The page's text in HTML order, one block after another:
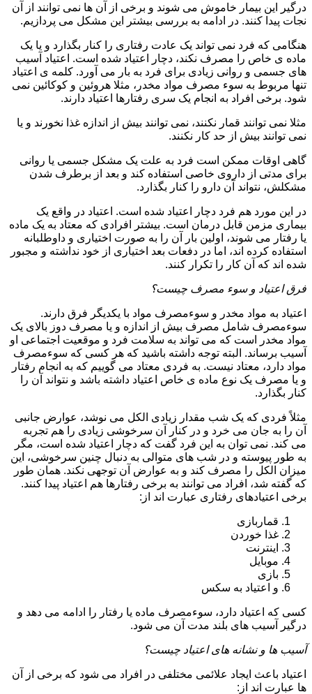
درگیر این بیمار خاموش می شوند و برخی از آن ها نمی توانند از آن
نجات پیدا کنند. در ادامه به بررسی بیشتر این مشکل می پردازیم.
هنگامی که فرد نمی تواند یک عادت رفتاری را کنار بگذارد و یا یک
ماده ی خاص را مصرف نکند، دچار اعتیاد شده است. اعتیاد آسیب
های جسمی و روانی زیادی برای فرد به بار می آورد. کلمه ی اعتیاد
تنها مربوط به سوء مصرف مواد مخدر، مثلا هروئین و کوکائین نمی
شود. برخی افراد به انجام یک سری رفتارها اعتیاد دارند.
مثلا نمی توانند قمار نکنند، نمی توانند بیش از اندازه غذا نخورند و یا
نمی توانند بیش از حد کار نکنند.
گاهی اوقات ممکن است فرد به علت یک مشکل جسمی یا روانی
برای مدتی از داروی خاصی استفاده کند و بعد از برطرف شدن
مشکلش، نتواند آن دارو را کنار بگذارد.
در این مورد هم فرد دچار اعتیاد شده است. اعتیاد در واقع یک
بیماری مزمن قابل درمان است. بیشتر افرادی که معتاد به یک ماده
یا رفتار می شوند، اولین بار آن را به صورت اختیاری و داوطلبانه
استفاده کرده اند، اما در دفعات بعد اختیاری از خود نداشته و مجبور
شده اند که آن کار را تکرار کنند.
فرق اعتیاد و سوء مصرف چیست؟
اعتیاد به مواد مخدر و سوءمصرف مواد با یکدیگر فرق دارند.
سوءمصرف شامل مصرف بیش از اندازه و یا مصرف دوز بالای یک
مواد مخدر است که می تواند به سلامت فرد و موقعیت اجتماعی او
آسیب برساند. البته توجه داشته باشید که هر کسی که سوءمصرف
مواد دارد، معتاد نیست. به فردی معتاد می گوییم که به انجام رفتار
و یا مصرف یک نوع ماده ی خاص اعتیاد داشته باشد و نتواند آن را
کنار بگذارد.
مثلاً فردی که یک شب مقدار زیادی الکل می نوشد، عوارض جانبی
آن را به جان می خرد و در کنار آن سرخوشی زیادی را هم تجربه
می کند. نمی توان به این فرد گفت که دچار اعتیاد شده است، مگر
به طور پیوسته و در شب های متوالی به دنبال چنین سرخوشی، این
میزان الکل را مصرف کند و به عوارض آن توجهی نکند. همان طور
که گفته شد، افراد می توانند به برخی رفتارها هم اعتیاد پیدا کنند.
برخی اعتیادهای رفتاری عبارت اند از:
قماربازی
غذا خوردن
اینترنت
موبایل
بازی
و اعتیاد به سکس
کسی که اعتیاد دارد، سوءمصرف ماده یا رفتار را ادامه می دهد و
درگیر آسیب های بلند مدت آن می شود.
آسیب ها و نشانه های اعتیاد چیست؟
اعتیاد باعث ایجاد علائمی مختلفی در افراد می شود که برخی از آن
ها عبارت اند از: